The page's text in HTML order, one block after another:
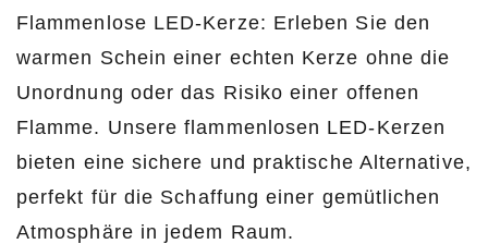
Flammenlose LED-Kerze: Erleben Sie den
warmen Schein einer echten Kerze ohne die
Unordnung oder das Risiko einer offenen
Flamme. Unsere flammenlosen LED-Kerzen
bieten eine sichere und praktische Alternative,
perfekt für die Schaffung einer gemütlichen
Atmosphäre in jedem Raum.